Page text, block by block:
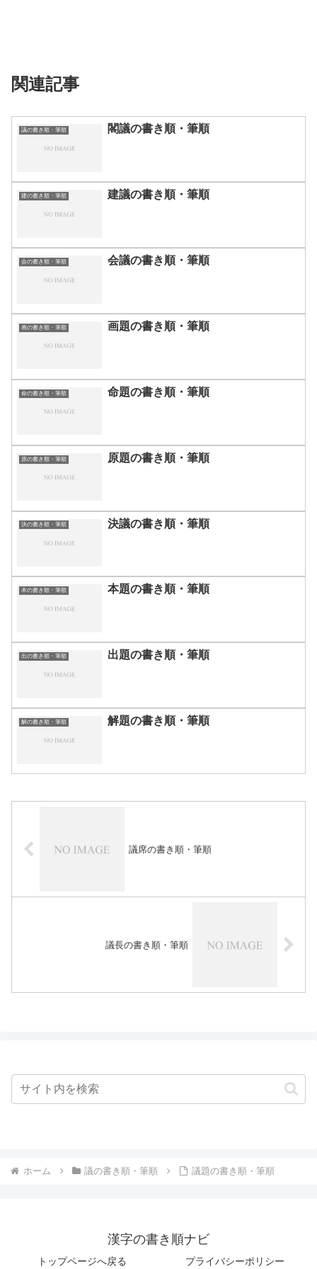
関連記事
議の書き順・筆順 閣議の書き順・筆順
建の書き順・筆順 建議の書き順・筆順
会の書き順・筆順 会議の書き順・筆順
画の書き順・筆順 画題の書き順・筆順
命の書き順・筆順 命題の書き順・筆順
原の書き順・筆順 原題の書き順・筆順
決の書き順・筆順 決議の書き順・筆順
本の書き順・筆順 本題の書き順・筆順
出の書き順・筆順 出題の書き順・筆順
解の書き順・筆順 解題の書き順・筆順
議席の書き順・筆順
議長の書き順・筆順
ホーム 議の書き順・筆順 議題の書き順・筆順
漢字の書き順ナビ
トップページへ戻る プライバシーポリシー